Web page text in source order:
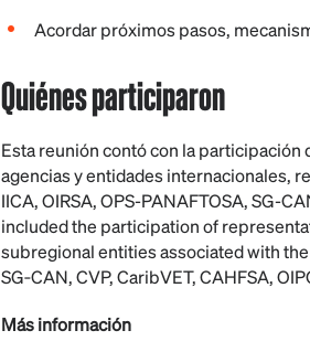
Acordar próximos pasos,
Quiénes participaron
Esta reunión contó con la
agencias y entidades internacionales,
IICA, OIRSA, OPS-PANAFTOSA, SG-
included the participation of
subregional entities associated with
SG‑CAN, CVP, CaribVET, CAHFSA,
Más información